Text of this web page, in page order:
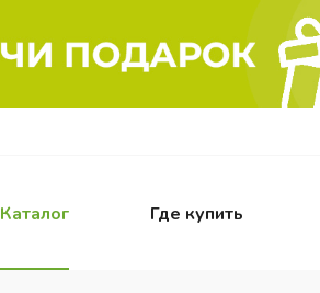
Каталог Где купить